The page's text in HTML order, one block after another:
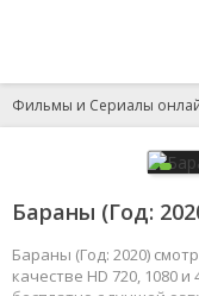
Фильмы и Сериалы
Бараны (Год:
Бараны (Год: 2020)
качестве HD 720, 1080